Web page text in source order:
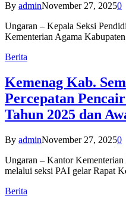
By adminNovember 27, 20250
Ungaran – Kepala Seksi
Kementerian Agama
Berita
Kemenag Kab.
Percepatan
Tahun 2025 dan
By adminNovember 27, 20250
Ungaran – Kantor
melalui seksi PAI gelar Rapat
Berita